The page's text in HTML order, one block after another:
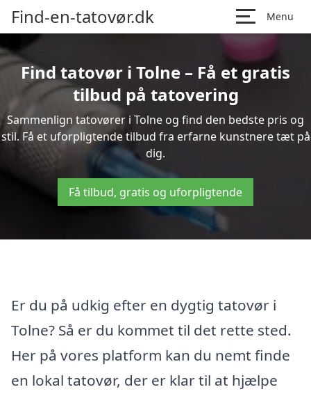
Find-en-tatovør.dk Menu
Find tatovør i Tolne – Få et gratis
tilbud på tatovering
Sammenlign tatovører i Tolne og find den bedste pris og
stil. Få et uforpligtende tilbud fra erfarne kunstnere tæt på
dig.
Få tilbud, gratis og uforpligtende
Er du på udkig efter en dygtig tatovør i
Tolne? Så er du kommet til det rette sted.
Her på vores platform kan du nemt finde
en lokal tatovør, der er klar til at hjælpe